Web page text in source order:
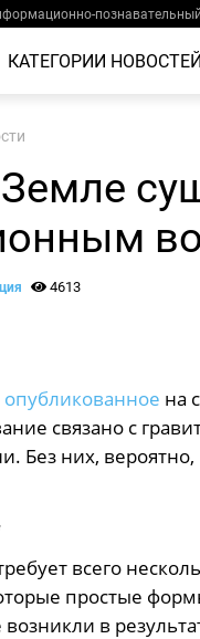
КАТЕГОРИИ
4613
опубликованное на
связано с
Без них,
всего
простые
в